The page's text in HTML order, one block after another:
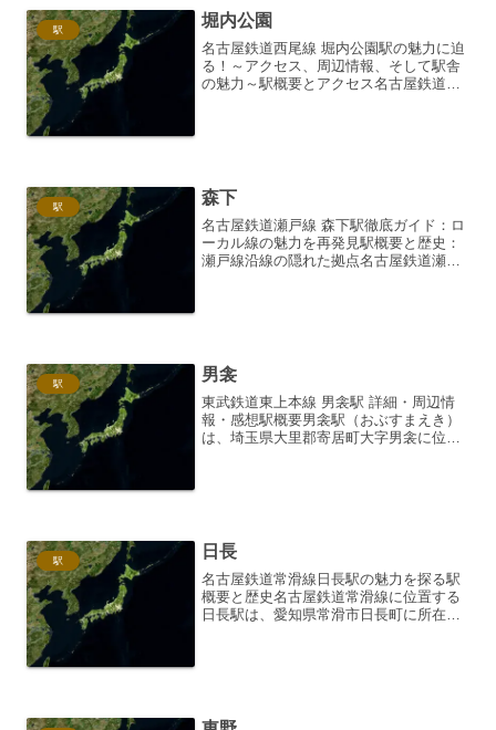
駅 堀内公園
名古屋鉄道西尾線 堀内公園駅の魅力に迫
る！～アクセス、周辺情報、そして駅舎
の魅力～駅概要とアクセス名古屋鉄道西
駅 森下
名古屋鉄道瀬戸線 森下駅徹底ガイド：ロ
ーカル線の魅力を再発見駅概要と歴史：
瀬戸線沿線の隠れた拠点名古屋鉄道瀬戸
駅 男衾
東武鉄道東上本線 男衾駅 詳細・周辺情
報・感想駅概要男衾駅（おぶすまえき）
は、埼玉県大里郡寄居町大字男衾に位置
駅 日長
名古屋鉄道常滑線日長駅の魅力を探る駅
概要と歴史名古屋鉄道常滑線に位置する
日長駅は、愛知県常滑市日長町に所在す